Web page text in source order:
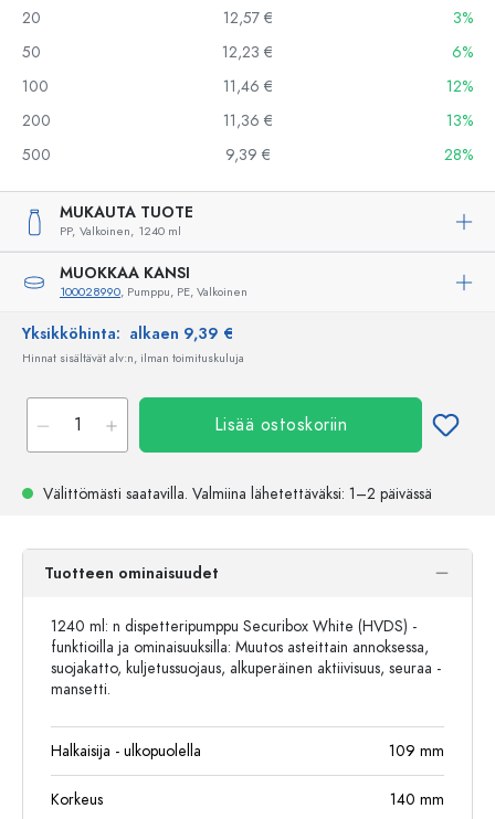
20
12,57 €
3%
50
12,23 €
6%
100
11,46 €
12%
200
11,36 €
13%
500
9,39 € 28%
MUKAUTA TUOTE
PP, Valkoinen, 1240 ml
MUOKKAA KANSI
100028990, Pumppu, PE, Valkoinen
Yksikköhinta: alkaen 9,39 €
Hinnat sisältävät alv:n, ilman toimituskuluja
Lisää ostoskoriin
Välittömästi saatavilla. Valmiina lähetettäväksi: 1–2 päivässä
Tuotteen ominaisuudet
1240 ml: n dispetteripumppu Securibox White (HVDS) -
funktioilla ja ominaisuuksilla: Muutos asteittain annoksessa,
suojakatto, kuljetussuojaus, alkuperäinen aktiivisuus, seuraa -
mansetti.
Halkaisija - ulkopuolella 109 mm
Korkeus 140 mm